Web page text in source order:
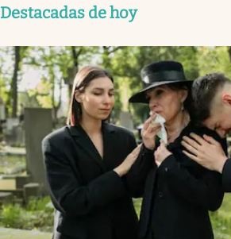
Destacadas de hoy